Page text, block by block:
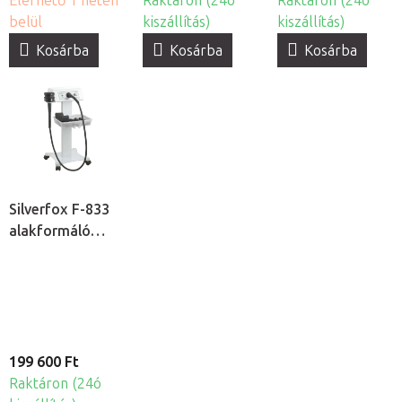
belül
Kosárba
kiszállítás)
Kosárba
kiszállítás)
Kosárba
Silverfox F-833
alakformáló
199 600 Ft
Raktáron (24ó